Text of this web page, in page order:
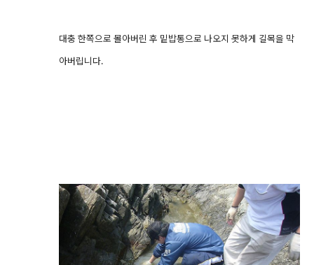
대충 한쪽으로 몰아버린 후 밑밥통으로 나오지 못하게 길목을 막
아버립니다.